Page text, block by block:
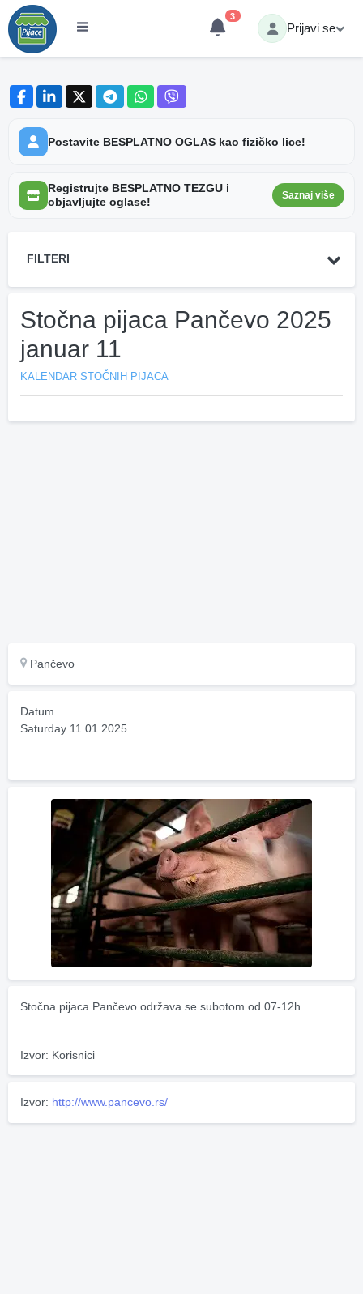
3
Prijavi se
Postavite BESPLATNO OGLAS kao fizičko lice!
Registrujte BESPLATNO TEZGU i
objavljujte oglase!
Saznaj više
FILTERI
Stočna pijaca Pančevo 2025
januar 11
KALENDAR STOČNIH PIJACA
Pančevo
Datum
Saturday 11.01.2025.
Stočna pijaca Pančevo održava se subotom od 07-12h.
Izvor: Korisnici
Izvor: http://www.pancevo.rs/